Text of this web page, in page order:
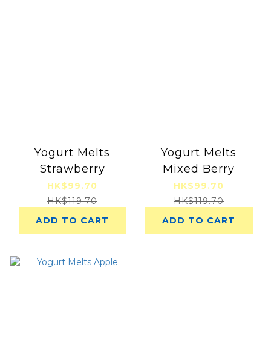
Yogurt Melts
Strawberry
HK$99.70
HK$119.70
ADD TO CART
Yogurt Melts
Mixed Berry
HK$99.70
HK$119.70
ADD TO CART